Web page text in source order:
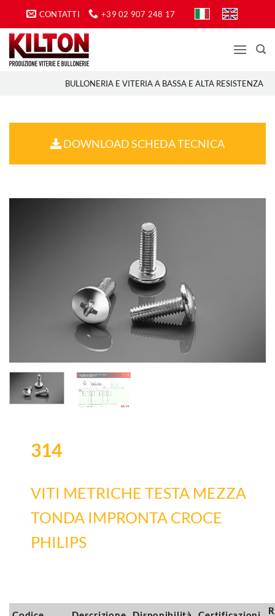
contenuti
CONTATTI +39 02 907 248 17
BULLONERIA E VITERIA A BASSA E ALTA RESISTENZA
DOWNLOAD SCHEDA TECNICA
314
VITI METRICHE TESTA MEZZA
TONDA IMPRONTA CROCE
PHILIPS